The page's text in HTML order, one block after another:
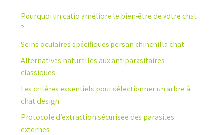
Pourquoi un catio améliore le bien-être de votre chat
?
Soins oculaires spécifiques persan chinchilla chat
Alternatives naturelles aux antiparasitaires
classiques
Les critères essentiels pour sélectionner un arbre à
chat design
Protocole d’extraction sécurisée des parasites
externes